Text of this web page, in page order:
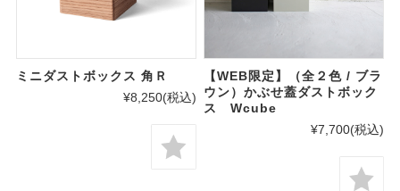
ミニダストボックス 角Ｒ
¥8,250(税込)
【WEB限定】（全２色 / ブラ
ウン）かぶせ蓋ダストボック
ス Wcube
¥7,700(税込)